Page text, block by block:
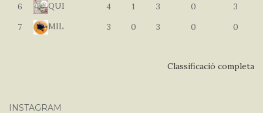
6
QUI 4 1 3 0
3
7
MIL 3 0 3 0 0
Classificació completa
INSTAGRAM